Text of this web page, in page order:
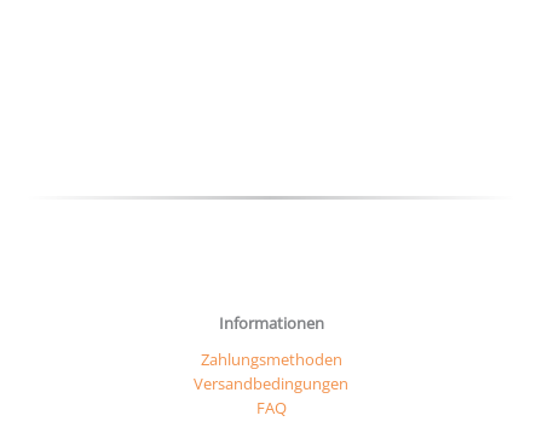
werden
Informationen
Zahlungsmethoden
Versandbedingungen
FAQ